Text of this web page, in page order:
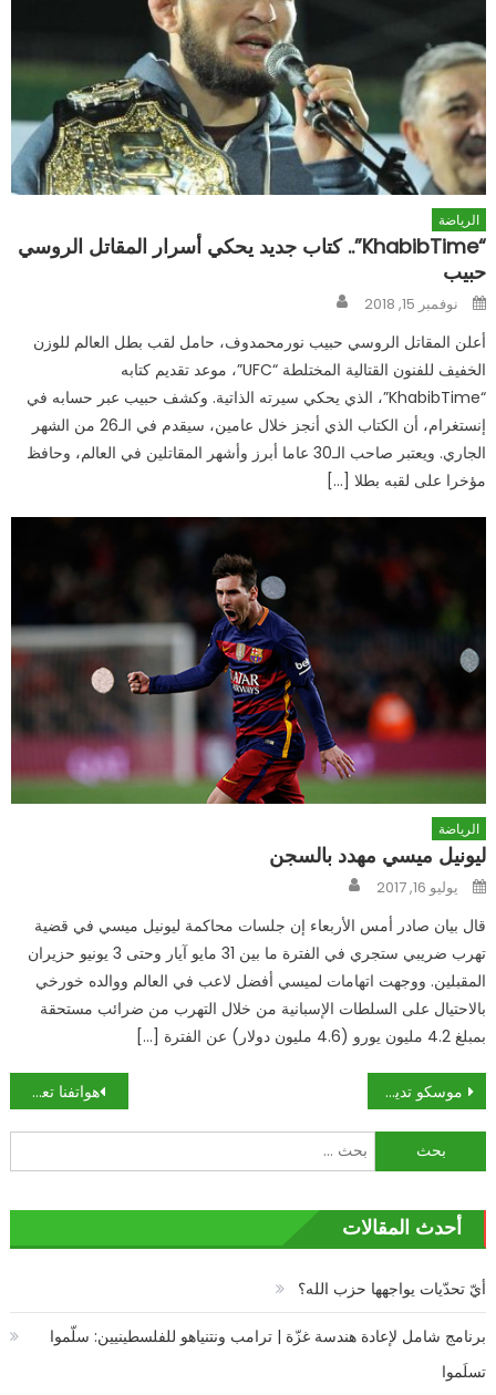
الرياضة
“KhabibTime”.. كتاب جديد يحكي أسرار المقاتل الروسي
حبيب
Posted
onنوفمبر 15, 2018
أعلن المقاتل الروسي حبيب نورمحمدوف، حامل لقب بطل العالم للوزن
الخفيف للفنون القتالية المختلطة “UFC”، موعد تقديم كتابه
“KhabibTime”، الذي يحكي سيرته الذاتية. وكشف حبيب عبر حسابه في
إنستغرام، أن الكتاب الذي أنجز خلال عامين، سيقدم في الـ26 من الشهر
الجاري. ويعتبر صاحب الـ30 عاما أبرز وأشهر المقاتلين في العالم، وحافظ
مؤخرا على لقبه بطلا […]
الرياضة
ليونيل ميسي مهدد بالسجن
Posted
onيوليو 16, 2017
قال بيان صادر أمس الأربعاء إن جلسات محاكمة ليونيل ميسي في قضية
تهرب ضريبي ستجري في الفترة ما بين 31 مايو آيار وحتى 3 يونيو حزيران
المقبلين. ووجهت اتهامات لميسي أفضل لاعب في العالم ووالده خورخي
بالاحتيال على السلطات الإسبانية من خلال التهرب من ضرائب مستحقة
بمبلغ 4.2 مليون يورو (4.6 مليون دولار) عن الفترة […]
تصفّح
المقالات
هواتفنا تعرضنا لخطر الإصابة بمرض قاتل موسكو تدين بشدة العقوبات الأمريكية الجديدة ضد إيران
البحث
عن:
أحدث المقالات
أيّ تحدّيات يواجهها حزب الله؟
برنامج شامل لإعادة هندسة غزّة | ترامب ونتنياهو للفلسطينيين: سلّموا
تسلَموا